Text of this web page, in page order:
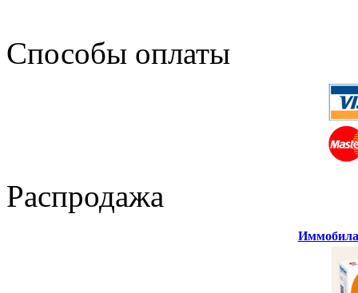
Способы оплаты
Распродажа